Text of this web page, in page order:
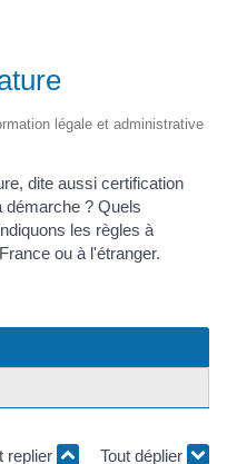
légale et administrative
dite aussi certification
démarche ? Quels
les règles à
ou à l'étranger.
replier Tout déplier